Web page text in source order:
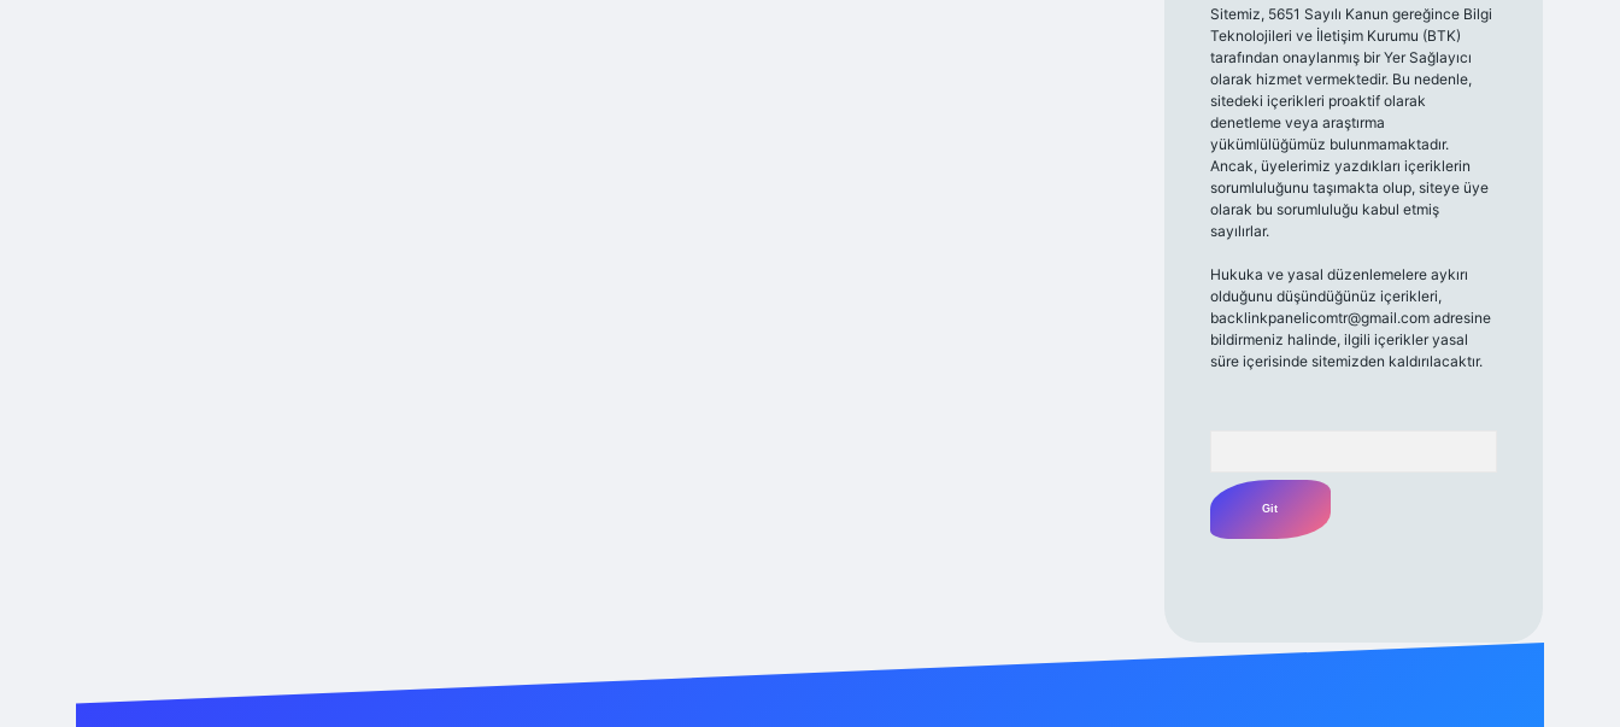
Sitemiz, 5651 Sayılı Kanun gereğince Bilgi
Teknolojileri ve İletişim Kurumu (BTK)
tarafından onaylanmış bir Yer Sağlayıcı
olarak hizmet vermektedir. Bu nedenle,
sitedeki içerikleri proaktif olarak
denetleme veya araştırma
yükümlülüğümüz bulunmamaktadır.
Ancak, üyelerimiz yazdıkları içeriklerin
sorumluluğunu taşımakta olup, siteye üye
olarak bu sorumluluğu kabul etmiş
sayılırlar.
Hukuka ve yasal düzenlemelere aykırı
olduğunu düşündüğünüz içerikleri,
backlinkpanelicomtr@gmail.comadresine
bildirmeniz halinde, ilgili içerikler yasal
süre içerisinde sitemizden kaldırılacaktır.